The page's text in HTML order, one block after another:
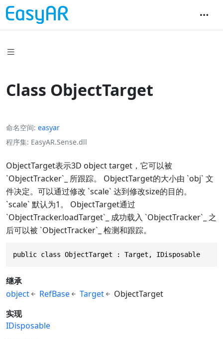
Class ObjectTarget
命名空间 easyar
程序集 EasyAR.Sense.dll
ObjectTarget表示3D object target，它可以被
`ObjectTracker`_ 所跟踪。 ObjectTarget的大小由 `obj` 文
件决定。可以通过修改 `scale` 达到修改size的目的。
`scale` 默认为1。 ObjectTarget通过
`ObjectTracker.loadTarget`_ 成功载入 `ObjectTracker`_ 之
后可以被 `ObjectTracker`_ 检测和跟踪。
public class ObjectTarget : Target, IDisposable
继承
object
RefBase Target
ObjectTarget
实现
IDisposable